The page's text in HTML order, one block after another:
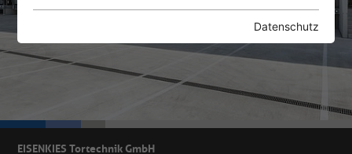
EISENKIES Tortechnik GmbH
Datenschutz